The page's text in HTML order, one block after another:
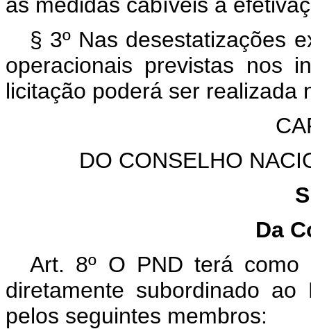
§ 3º Nas desestatizações
operacionais previstas nos
licitação poderá ser realizada
DO CONSELHO
Da
Art. 8º O PND terá
diretamente subordinado
pelos seguintes membros: